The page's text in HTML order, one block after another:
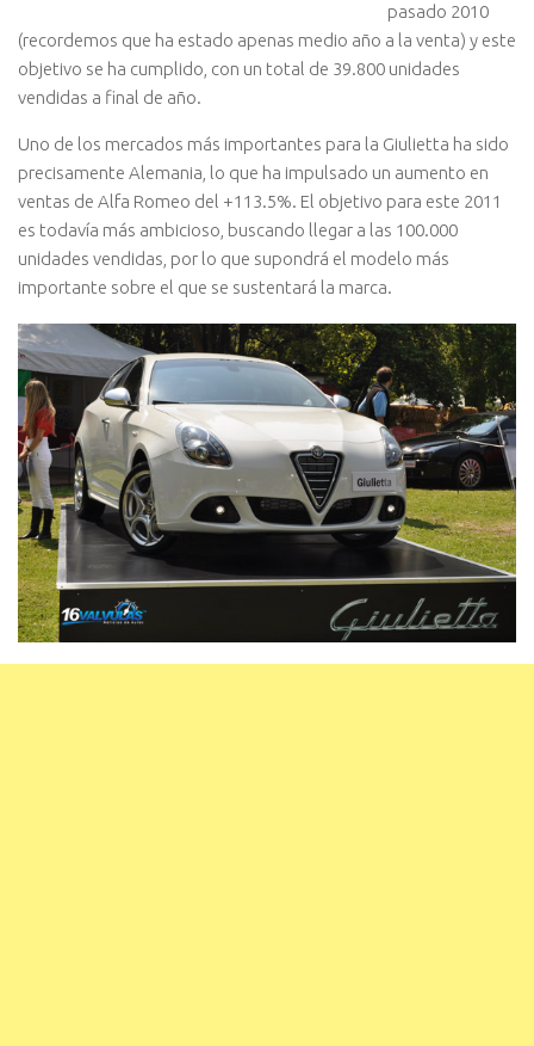
pasado 2010
(recordemos que ha estado apenas medio año a la venta) y este
objetivo se ha cumplido, con un total de 39.800 unidades
vendidas a final de año.
Uno de los mercados más importantes para la Giulietta ha sido
precisamente Alemania, lo que ha impulsado un aumento en
ventas de Alfa Romeo del +113.5%. El objetivo para este 2011
es todavía más ambicioso, buscando llegar a las 100.000
unidades vendidas, por lo que supondrá el modelo más
importante sobre el que se sustentará la marca.